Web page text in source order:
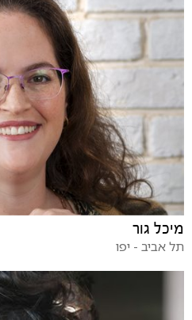
מיכל גור
תל אביב - יפו